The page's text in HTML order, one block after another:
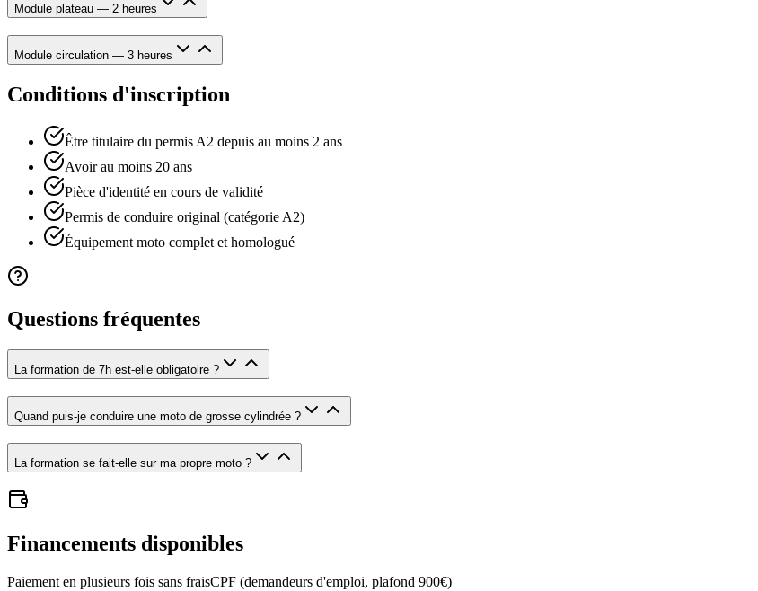
Module plateau — 2 heures
Module circulation — 3 heures
Conditions d'inscription
Être titulaire du permis A2 depuis au moins 2 ans
Avoir au moins 20 ans
Pièce d'identité en cours de validité
Permis de conduire original (catégorie A2)
Équipement moto complet et homologué
Questions fréquentes
La formation de 7h est-elle obligatoire ?
Quand puis-je conduire une moto de grosse cylindrée ?
La formation se fait-elle sur ma propre moto ?
Financements disponibles
Paiement en plusieurs fois sans fraisCPF (demandeurs d'emploi, plafond 900€)